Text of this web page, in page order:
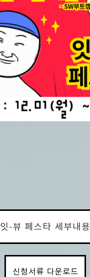
잇-뷰 페스타 세부내용
신청서류 다운로드